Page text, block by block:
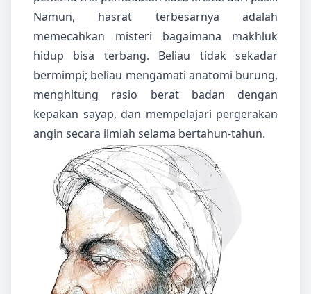
Namun, hasrat terbesarnya adalah
memecahkan misteri bagaimana makhluk
hidup bisa terbang. Beliau tidak sekadar
bermimpi; beliau mengamati anatomi burung,
menghitung rasio berat badan dengan
kepakan sayap, dan mempelajari pergerakan
angin secara ilmiah selama bertahun-tahun.